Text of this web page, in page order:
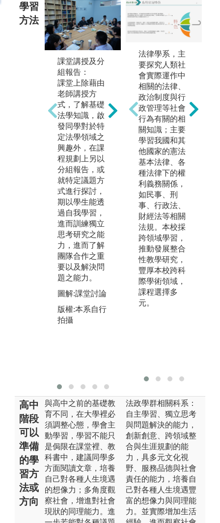
學習
方法
課堂講授及分
組報告：
課堂上除藉由
老師講授方
式，了解基礎
法學知識，啟
發同學對於特
定法學領域之
興趣外，在課
程規劃上另以
分組報告，或
就特定議題方
式進行探討，
期以學生能透
過自我學習，
進而訓練獨立
思考研究之能
力，進而了解
團隊合作之重
要以及解決問
題之能力。
圖解:課堂討論
版權:本系自行
拍攝
實務培訓/雙師
教學：
學生需於合作
單位完成24小
時實習，透過
接觸案件當事
人及參與討論
之過程，觀察
法律如何運用
在實際生活。
另有實務經驗
豐富的專技教
師進行授課，
將案例帶進課
堂，從各種面
向切入思考，
幫助學生瞭解
職場所需能力
與特質，俾將
所學與實務接
軌。
圖解:本系學生
至士林地院參
加實習前講習
法律學系，主
要探究人類社
會實際運作中
相關的法律、
政治制度與行
政管理等社會
行為有關的相
關知識；主要
學習我國和其
他國家的憲法
基本法律、各
種法律下的權
利義務關係，
如民事、刑
事、行政法、
財經法等相關
法規。本校採
跨領域學習，
推動發展整合
性教學研究，
豐厚本校跨科
際學術領域，
課程選擇多
元。
高中
階段
可以
準備
的學
習方
法或
方向
與高中之前的基礎教
育不同，在大學裡必
須調整心態，學會主
動學習，學習不能只
是侷限在課堂裡、教
科書中，建議同學多
方面閱讀文章，培養
自己對各種人生境遇
的想像力；多角度觀
察社會，增進對社會
現狀的同理能力。進
法政學群相關科系：
自主學習、獨立思考
與問題解決的能力，
創新創意、跨領域整
合與生涯規劃的能
力，具多元文化視
野、服務品德與社會
責任的能力，培養自
己對各種人生境遇豐
富的想像力與同理能
力。並實際增加生活